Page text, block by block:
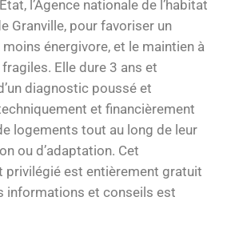
l’Agence nationale de l’habitat
Granville, pour favoriser un
énergivore, et le maintien à
Elle dure 3 ans et
diagnostic poussé et
et financièrement
logements tout au long de leur
ou d’adaptation. Cet
privilégié est entièrement gratuit
informations et conseils est